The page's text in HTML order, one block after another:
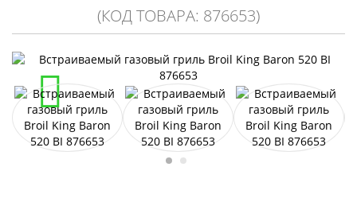
(КОД ТОВАРА: 876653)